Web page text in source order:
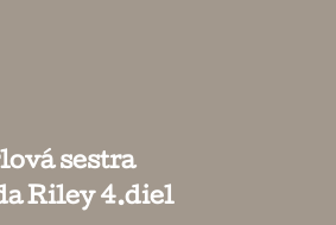
sestra
Riley 4.diel